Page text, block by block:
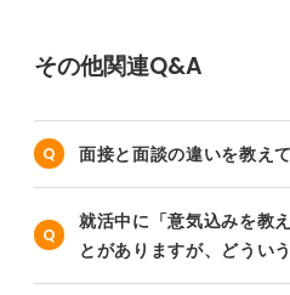
その他関連Q&A
面接と面談の違いを教え
就活中に「意気込みを教
とがありますが、どうい